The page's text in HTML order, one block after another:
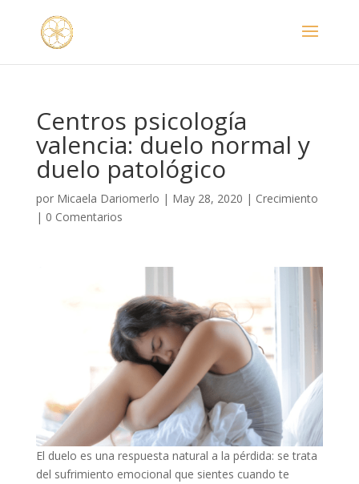
Centros psicología
valencia: duelo normal y
duelo patológico
por Micaela Dariomerlo | May 28, 2020 | Crecimiento
| 0 Comentarios
El duelo es una respuesta natural a la pérdida: se trata
del sufrimiento emocional que sientes cuando te